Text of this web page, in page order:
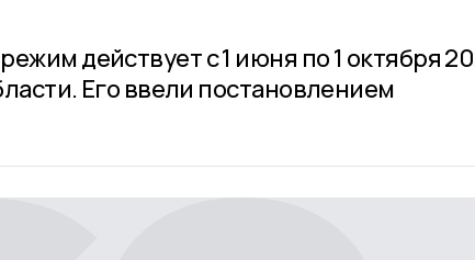
действует с 1 июня по 1 октября
Его ввели постановлением